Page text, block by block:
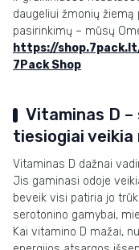
daugeliui žmonių žiemą
pasirinkimų – mūsų
https://
7Pack Shop
Vitaminas D
tiesiogiai veikia
Vitaminas D dažnai
Jis gaminasi odoje
beveik visi patiria jo
serotonino gamybai,
Kai vitamino D mažai,